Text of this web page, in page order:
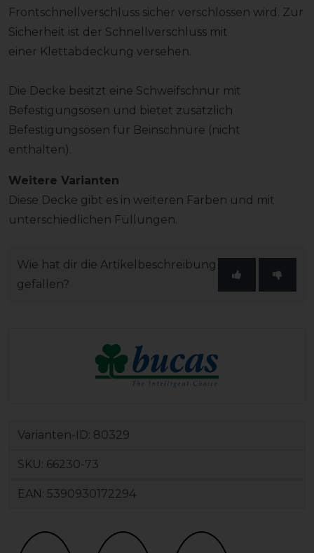
Frontschnellverschluss sicher verschlossen wird. Zur
Sicherheit ist der Schnellverschluss mit
einer Klettabdeckung versehen.
Die Decke besitzt eine Schweifschnur mit
Befestigungsösen und bietet zusätzlich
Befestigungsösen für Beinschnüre (nicht
enthalten).
Weitere Varianten
Diese Decke gibt es in weiteren Farben und mit
unterschiedlichen Füllungen.
Wie hat dir die Artikelbeschreibung
gefallen?
Varianten-ID: 80329
SKU: 66230-73
EAN: 5390930172294